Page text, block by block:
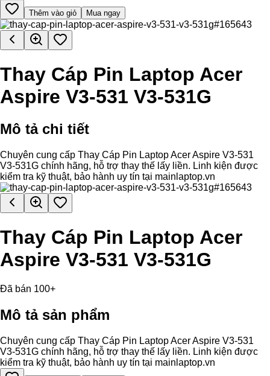
Thêm vào giỏ Mua ngay
Thay Cáp Pin Laptop Acer
Aspire V3-531 V3-531G
Mô tả chi tiết
Chuyên cung cấp Thay Cáp Pin Laptop Acer Aspire V3-531
V3-531G chính hãng, hỗ trợ thay thế lấy liền. Linh kiện được
kiểm tra kỹ thuật, bảo hành uy tín tại mainlaptop.vn
Thay Cáp Pin Laptop Acer
Aspire V3-531 V3-531G
Đã bán 100+
Mô tả sản phẩm
Chuyên cung cấp Thay Cáp Pin Laptop Acer Aspire V3-531
V3-531G chính hãng, hỗ trợ thay thế lấy liền. Linh kiện được
kiểm tra kỹ thuật, bảo hành uy tín tại mainlaptop.vn